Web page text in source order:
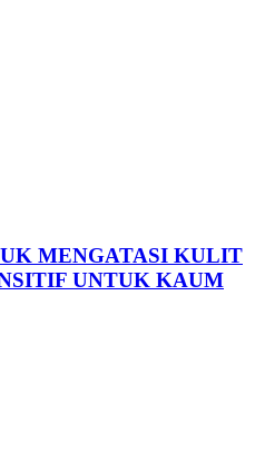
MENGATASI KULIT
UNTUK KAUM